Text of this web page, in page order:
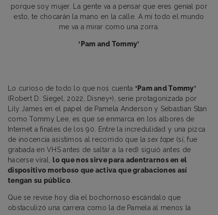
porque soy mujer. La gente va a pensar que eres genial por
esto, te chocarán la mano en la calle. A mí todo el mundo
me va a mirar como una zorra.
‘Pam and Tommy’
Lo curioso de todo lo que nos cuenta ‘Pam and Tommy’
(Robert D. Siegel, 2022, Disney+), serie protagonizada por
Lily James en el papel de Pamela Anderson y Sebastian Stan
como Tommy Lee, es que se enmarca en los albores de
Internet a finales de los 90. Entre la incredulidad y una pizca
de inocencia asistimos al recorrido que lasex tape (sí, fue
grabada en VHS antes de saltar a la red) siguió antes de
hacerse viral,
lo que nos sirve para adentrarnos en el
dispositivo morboso que activa que grabaciones así
tengan su público
Que se revise hoy día el bochornoso escándalo que
obstaculizó una carrera como la de Pamela al menos la